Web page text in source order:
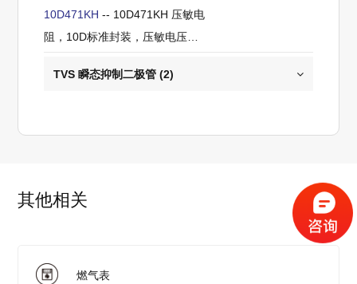
10D471KH -- 10D471KH 压敏电
阻，10D标准封装，压敏电压
TVS 瞬态抑制二极管 (2)
其他相关
燃气表